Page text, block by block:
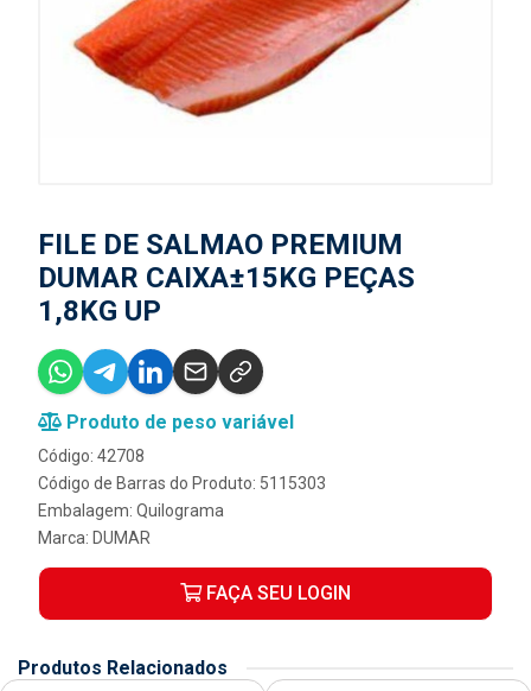
FILE DE SALMAO PREMIUM
DUMAR CAIXA±15KG PEÇAS
1,8KG UP
Produto de peso variável
Código: 42708
Código de Barras do Produto: 5115303
Embalagem: Quilograma
Marca: DUMAR
FAÇA SEU LOGIN
Produtos Relacionados